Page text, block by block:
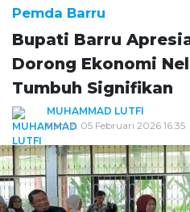
Pemda Barru
Bupati Barru
Dorong Ekonomi
Tumbuh Signifikan
MUHAMMAD LUTFI
Kamis, 05 Februari 2026 16:35